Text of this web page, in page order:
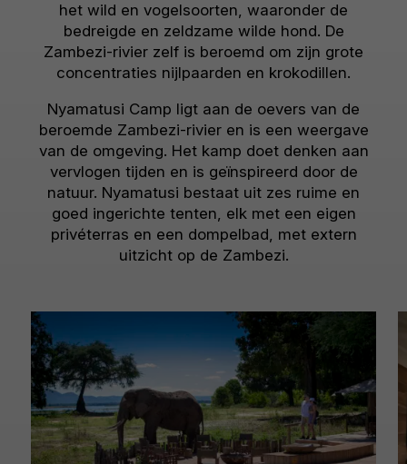
het wild en vogelsoorten, waaronder de
bedreigde en zeldzame wilde hond. De
Zambezi-rivier zelf is beroemd om zijn grote
concentraties nijlpaarden en krokodillen.
Nyamatusi Camp ligt aan de oevers van de
beroemde Zambezi-rivier en is een weergave
van de omgeving. Het kamp doet denken aan
vervlogen tijden en is geïnspireerd door de
natuur. Nyamatusi bestaat uit zes ruime en
goed ingerichte tenten, elk met een eigen
privéterras en een dompelbad, met extern
uitzicht op de Zambezi.